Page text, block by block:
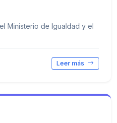
Ministerio de Igualdad y el
Leer más